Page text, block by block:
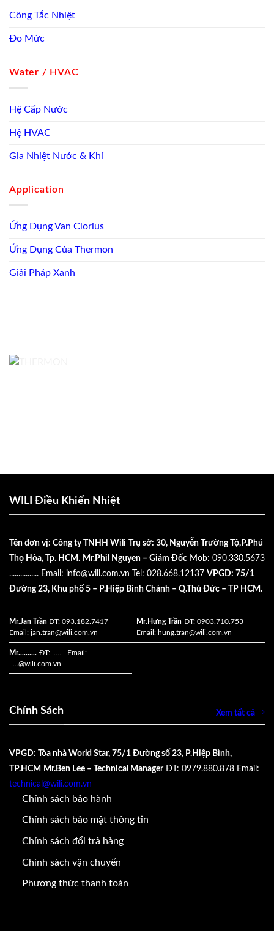
Công Tắc Nhiệt
Đo Mức
Water / HVAC
Hệ Cấp Nước
Hệ HVAC
Gia Nhiệt Nước & Khí
Application
Ứng Dụng Van Clorius
Ứng Dụng Của Thermon
Giải Pháp Xanh
WILI Điều Khiển Nhiệt
Tên đơn vị: Công ty TNHH Wili
Trụ sở: 30, Nguyễn Trường Tộ,P.Phú
Thọ Hòa, Tp. HCM. Mr.Phil Nguyen – Giám Đốc Mob: 090.330.5673
................ Email: info@wili.com.vn Tel: 028.668.12137 VPGD: 75/1
Đường 23, Khu phố 5 – P.Hiệp Bình Chánh – Q.Thủ Đức – TP HCM.
Mr.Jan Trần ĐT: 093.182.7417
Email: jan.tran@wili.com.vn
Mr.Hưng Trần ĐT: 0903.710.753
Email: hung.tran@wili.com.vn
Mr.......... ĐT: ....... Email:
.....@wili.com.vn
Chính Sách Xem tất cả
VPGD: Tòa nhà World Star, 75/1 Đường số 23, P.Hiệp Bình,
TP.HCM Mr.Ben Lee – Technical Manager ĐT: 0979.880.878 Email:
technical@wili.com.vn
Chính sách bảo hành
Chính sách bảo mật thông tin
Chính sách đổi trả hàng
Chính sách vận chuyển
Phương thức thanh toán